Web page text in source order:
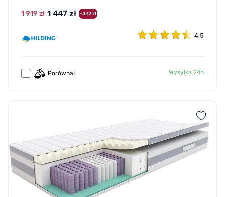
1 919 zł 1 447 zł -472 zł
4.5
Porównaj Wysyłka 24h